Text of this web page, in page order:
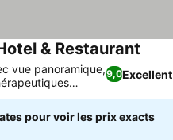
& Restaurant
9,0Excellent
vue panoramique,
pour voir les prix exacts